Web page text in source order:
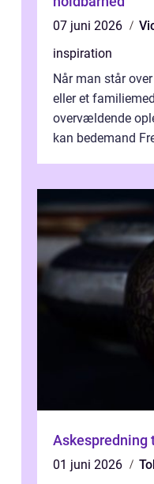
07 juni 2026
inspiration
Når man står
eller et
overvældende
kan bedemand
Askespredning
01 juni 2026